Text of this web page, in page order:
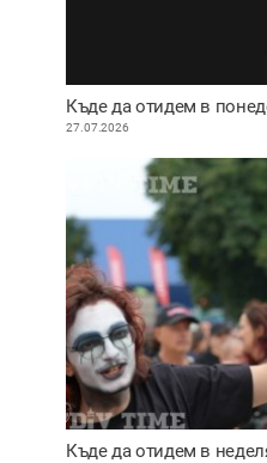
Къде да отидем в
27.07.2026
Къде да отидем в